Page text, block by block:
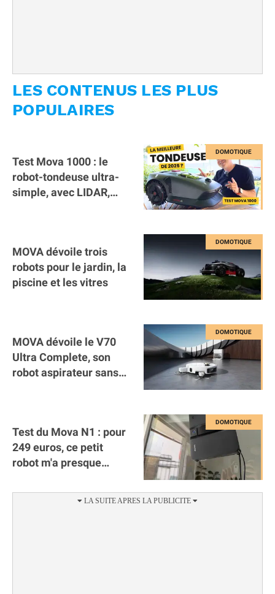
LES CONTENUS LES PLUS
POPULAIRES
Test Mova 1000 : le
robot-tondeuse ultra-
simple, avec LIDAR,
MOVA dévoile trois
robots pour le jardin, la
piscine et les vitres
MOVA dévoile le V70
Ultra Complete, son
robot aspirateur sans
Test du Mova N1 : pour
249 euros, ce petit
robot m'a presque
des vitres